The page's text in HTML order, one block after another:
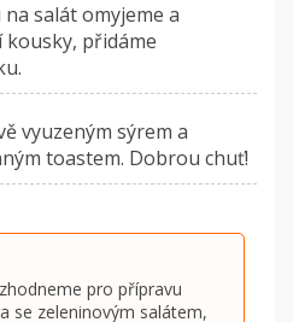
salát omyjeme a
přidáme
vyuzeným sýrem a
toastem. Dobrou chuť!
pro přípravu
se zeleninovým salátem,